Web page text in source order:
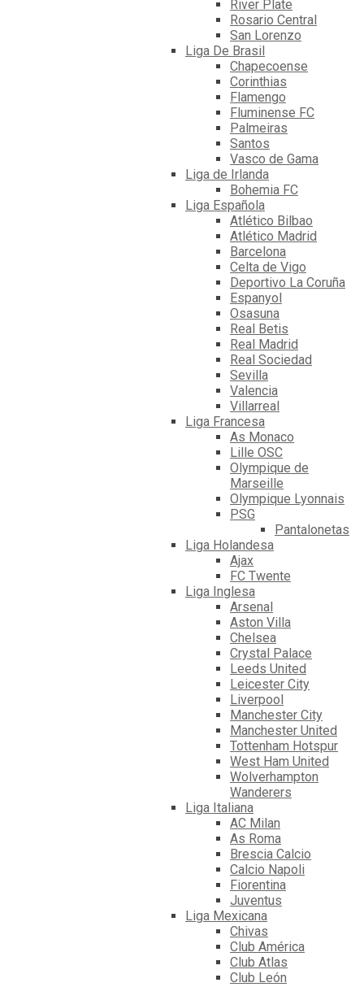
River Plate
Rosario Central
San Lorenzo
Liga De Brasil
Chapecoense
Corinthias
Flamengo
Fluminense FC
Palmeiras
Santos
Vasco de Gama
Liga de Irlanda
Bohemia FC
Liga Española
Atlético Bilbao
Atlético Madrid
Barcelona
Celta de Vigo
Deportivo La Coruña
Espanyol
Osasuna
Real Betis
Real Madrid
Real Sociedad
Sevilla
Valencia
Villarreal
Liga Francesa
As Monaco
Lille OSC
Olympique de
Marseille
Olympique Lyonnais
PSG
Pantalonetas
Liga Holandesa
Ajax
FC Twente
Liga Inglesa
Arsenal
Aston Villa
Chelsea
Crystal Palace
Leeds United
Leicester City
Liverpool
Manchester City
Manchester United
Tottenham Hotspur
West Ham United
Wolverhampton
Wanderers
Liga Italiana
AC Milan
As Roma
Brescia Calcio
Calcio Napoli
Fiorentina
Juventus
Liga Mexicana
Chivas
Club América
Club Atlas
Club León